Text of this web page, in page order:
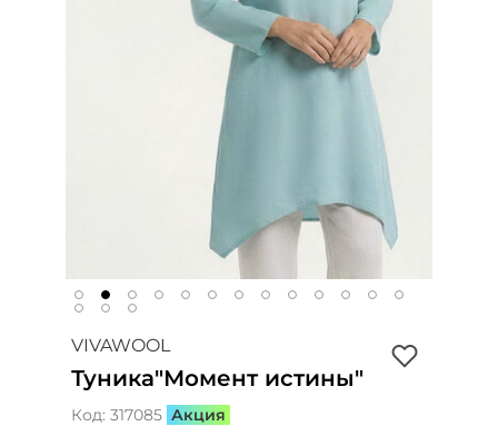
VIVAWOOL
Туника"Момент истины"
Код: 317085 Акция